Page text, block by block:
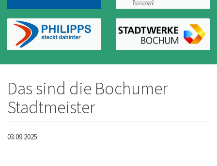
Das sind die Bochumer
Stadtmeister
03.09.2025